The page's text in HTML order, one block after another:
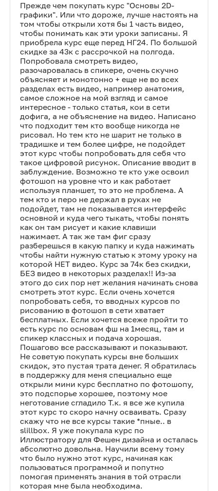
Прежде чем покупать курс "Основы 2D-
графики". Или что дороже, лучше настоять на
том чтобы открыли хотя бы 1 часть видео,
чтобы понимать как эти уроки записаны. Я
приобрела курс еще перед НГ24. По большой
скидке за 43к с рассрочкой на полгода.
Попробовала смотреть видео,
разочаровалась в спикере, очень скучно
объясняет и монотонно + еще не во всех
разделах есть видео, например анатомия,
самое сложное на мой взгляд и самое
интересное - только статья, кои в сети
дофига, а не объяснение на видео. Написано
что подходит тем кто вообще никогда не
рисовал. Но тем кто не шарит не только в
традишке и тем более цифре, не подойдет
этот курс чтобы попробовать для себя что
такое цифровой рисунок. Описание вводит в
заблуждение. Возможно те кто уже освоил
фотошоп на уровне что и как работает
используя планшет, то это не проблема. А
тем кто и перо не держал в руках не
подойдет, там не показывается интерфейс
основной и куда чего тыкать, чтобы понять
как он там рисует и какие клавиши
нажимает. А так же там фиг сразу
разберешься в какую папку и куда нажимать
чтобы найти нужную статью к этому уроку на
которой НЕТ видео. Курс за 74к без скидки,
БЕЗ видео в некоторых разделах!! Из-за
этого до сих пор нет желания начинать снова
смотреть этот курс. Если очень хочется
попробовать себя, то вводных курсов по
рисованию в фотошоп в сети хватает
бесплатных. Если хочется всеже пройти то
есть курс по основам фш на 1месяц, там и
спикер классных и подача хорошая.
Пошагово все рассказывают и показывают.
Не советую покупать курсы вне больших
скидок, это пустая трата денег. Я обратилась
в поддержку для меня специально еще
открыли мини курс бесплатно по фотошопу,
это подспорье хорошее, поэтому мое
неготование сгладило Т.к. я все же купила
этот курс то скоро начну осваивать. Сразу
скажу что не все курсы такие *пные.. в
slillbox. Я уже покупала курс по
Иллюстратору для Фешен дизайна и осталась
абсолютно довольна. Научили всему тому
что было нужно этот курс, начиная как
пользоваться программой и попутно
помогая применять знания в той отрасли
которая мне была необходима.